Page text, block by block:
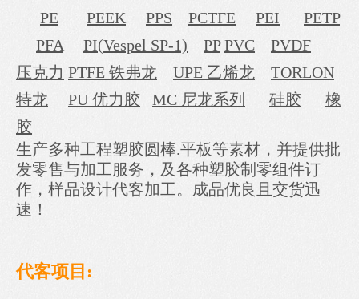
PE
PEEK PPS PCTFE PEI
PETP
PFA
PI(Vespel SP-1) PP PVC
PVDF
压克力 PTFE 铁弗龙 UPE 乙烯龙
TORLON
特龙
PU 优力胶 MC 尼龙系列 硅胶
橡
胶
生产多种工程塑胶圆棒.平板等素材，并提供批
发零售与加工服务，及各种塑胶制零组件订
作，样品设计代客加工。成品优良且交货迅
速！
代客项目: